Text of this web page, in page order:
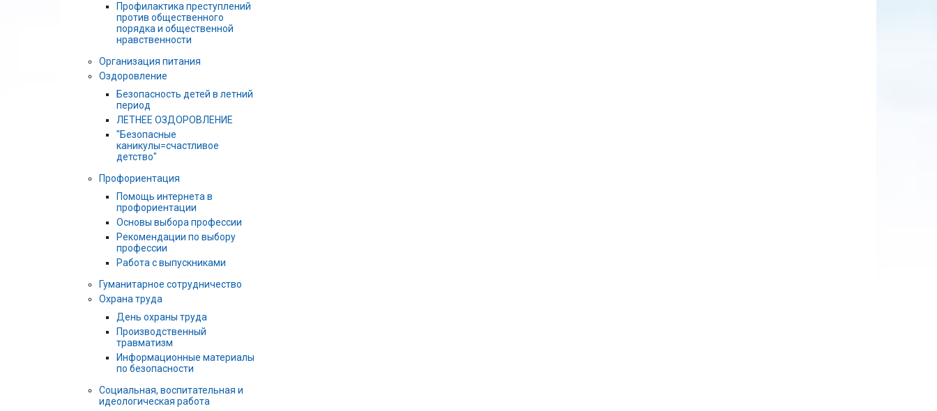
Профилактика преступлений
против общественного
порядка и общественной
нравственности
Организация питания
Оздоровление
Безопасность детей в летний
период
ЛЕТНЕЕ ОЗДОРОВЛЕНИЕ
"Безопасные
каникулы=счастливое
детство"
Профориентация
Помощь интернета в
профориентации
Основы выбора профессии
Рекомендации по выбору
профессии
Работа с выпускниками
Гуманитарное сотрудничество
Охрана труда
День охраны труда
Производственный
травматизм
Информационные материалы
по безопасности
Социальная, воспитательная и
идеологическая работа